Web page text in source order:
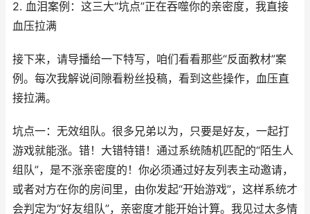
2. 血泪案例：这三大“坑点”正在吞噬你的亲密度，我直接
血压拉满
接下来，请导播给一下特写，咱们看看那些“反面教材”案
例。每次我解说间隙看粉丝投稿，看到这些操作，血压直
接拉满。
坑点一：无效组队。很多兄弟以为，只要是好友，一起打
游戏就能涨。错！大错特错！通过系统随机匹配的“陌生人
组队”，是不涨亲密度的！你必须通过好友列表主动邀请，
或者对方在你的房间里，由你发起“开始游戏”，这样系统才
会判定为“好友组队”，亲密度才能开始计算。我见过太多情